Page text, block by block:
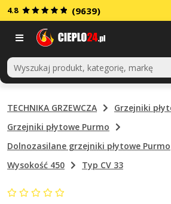
4.8 (9639)
TECHNIKA GRZEWCZA
Grzejniki
Grzejniki płytowe Purmo
Dolnozasilane grzejniki płytowe Purmo
Wysokość 450
Typ CV 33